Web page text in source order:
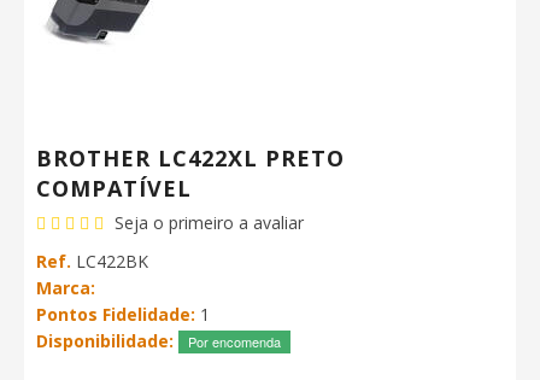
BROTHER LC422XL PRETO
COMPATÍVEL
Seja o primeiro a avaliar
Ref. LC422BK
Marca:
Pontos Fidelidade: 1
Disponibilidade:
Por encomenda